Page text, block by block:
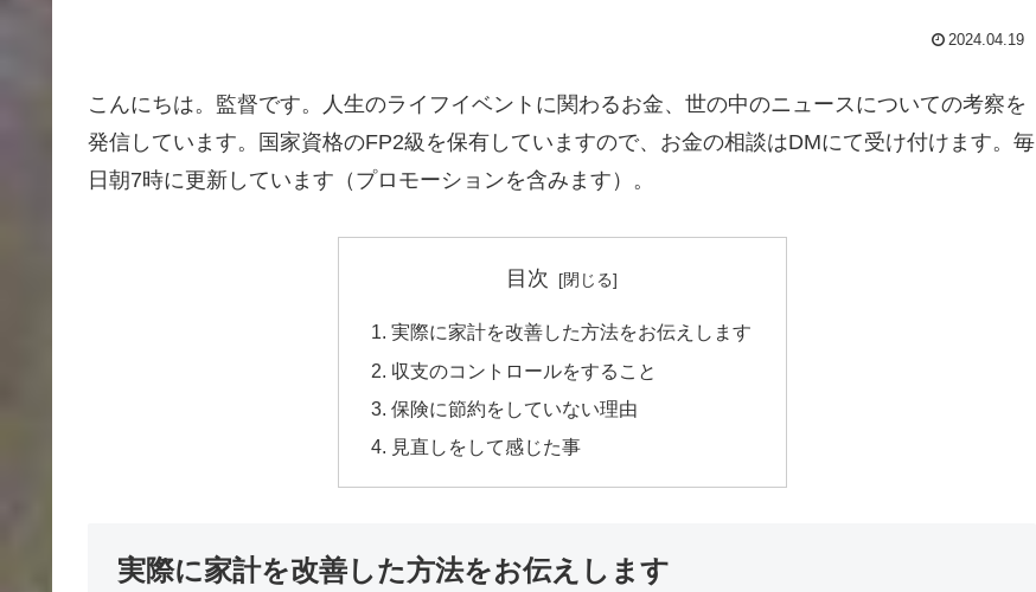
2024.04.19
こんにちは。監督です。人生のライフイベントに関わるお金、世の中のニュースについての考察を
発信しています。国家資格のFP2級を保有していますので、お金の相談はDMにて受け付けます。毎
日朝7時に更新しています（プロモーションを含みます）。
目次
実際に家計を改善した方法をお伝えします
収支のコントロールをすること
保険に節約をしていない理由
見直しをして感じた事
実際に家計を改善した方法をお伝えします